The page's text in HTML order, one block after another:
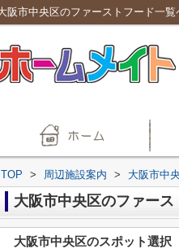
TOP > 周辺施設案内 > 大阪市中
大阪市中央区のファース
大阪市中央区のスポット選択